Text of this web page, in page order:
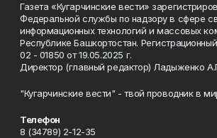
Газета «Кугарчинские вести»
Федеральной службы по надзору в сфере
информационных технологий и массовых
Республике Башкортостан.
02 - 01850 от 19.05.2025 г.
Директор (главный редактор) Ладыженко
"Кугарчинские вести" - твой проводник в
Телефон
8 (34789) 2-12-35